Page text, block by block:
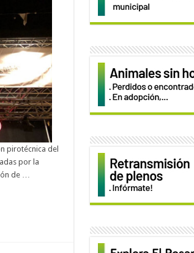
pirotécnica del
por la
de …